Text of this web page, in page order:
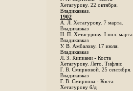
Хетагурову. 22 октября.
Владикавказ.
1902
А. Л. Хетагурову. 7 марта.
Владикавказ
Н. П. Хетагурову. I пол. марта.
Владикавказ
У. В. Амбалову. 17 июля.
Владикавказ
Л. 3. Кипиани - Коста
Хетагурову. Лето. Тифлис
Г. В. Смирновой. 25 сентября.
Владикавказ
Г. В. Смирнова - Коста
Хетагурову б/д